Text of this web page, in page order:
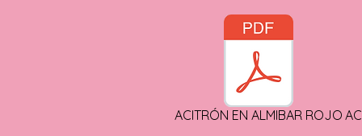
ACITRÓN EN ALMIBAR ROJO